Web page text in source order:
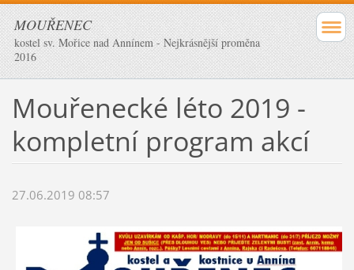
MOUŘENEC
kostel sv. Mořice nad Annínem - Nejkrásnější proměna
2016
Mouřenecké léto 2019 -
kompletní program akcí
27.06.2019 08:57